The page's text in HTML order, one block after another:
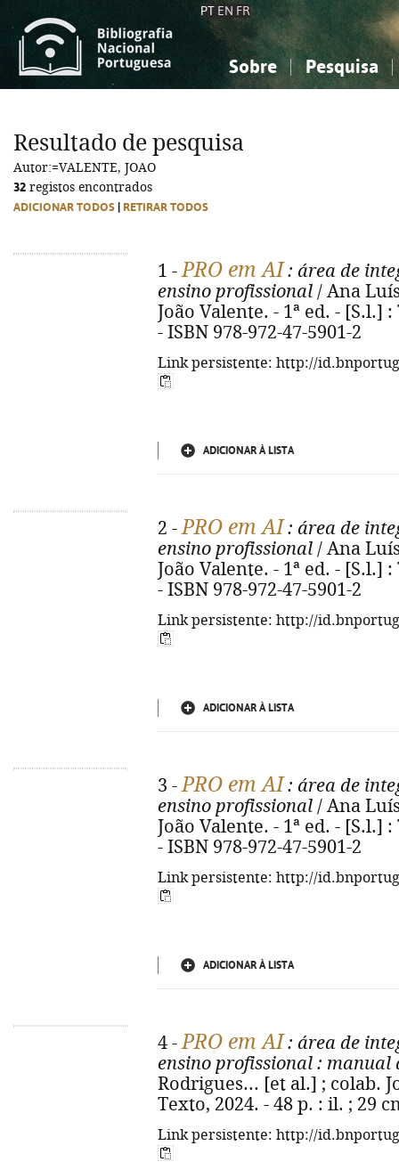
PT EN FR
Sobre Pesquisa
Ciências sociais...
Ciências sociais...
Resultado de pesquisa
Autor:=VALENTE, JOAO
32 registos encontrados
ADICIONAR TODOS RETIRAR TODOS
1 -PRO em AI : área de
ensino profissional / Ana
João Valente. - 1ª ed. - [S.l.]
- ISBN 978-972-47-5901-2
Link persistente: http://
ADICIONAR À LISTA
2 -PRO em AI : área de
ensino profissional / Ana
João Valente. - 1ª ed. - [S.l.]
- ISBN 978-972-47-5901-2
Link persistente: http://
ADICIONAR À LISTA
3 -PRO em AI : área de
ensino profissional / Ana
João Valente. - 1ª ed. - [S.l.]
- ISBN 978-972-47-5901-2
Link persistente: http://
ADICIONAR À LISTA
4 -PRO em AI : área de
ensino profissional : manual
Rodrigues... [et al.] ; colab.
Texto, 2024. - 48 p. : il. ; 29
Link persistente: http://